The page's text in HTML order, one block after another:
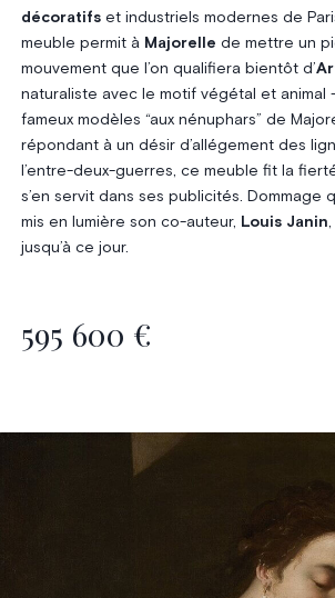
décoratifset industriels modernes de
meuble permit à Majorelle de mettre un
mouvement que l’on qualifiera bientôt d’
naturaliste avec le motif végétal et animal
fameux modèles “aux nénuphars” de
répondant à un désir d’allégement des
l’entre-deux-guerres, ce meuble fit la
s’en servit dans ses publicités. Dommage
mis en lumière son co-auteur, Louis Janin
jusqu’à ce jour.
595 600 €